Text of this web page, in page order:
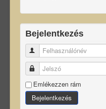
Bejelentkezés
Felhasználónév
Jelszó
Emlékezzen rám
Bejelentkezés